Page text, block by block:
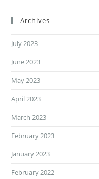
Archives
July 2023
June 2023
May 2023
April 2023
March 2023
February 2023
January 2023
February 2022